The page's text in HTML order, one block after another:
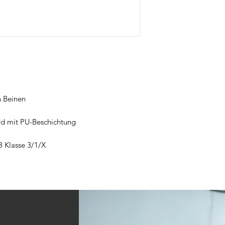
Beinen
mit PU-Beschichtung
Klasse 3/1/X